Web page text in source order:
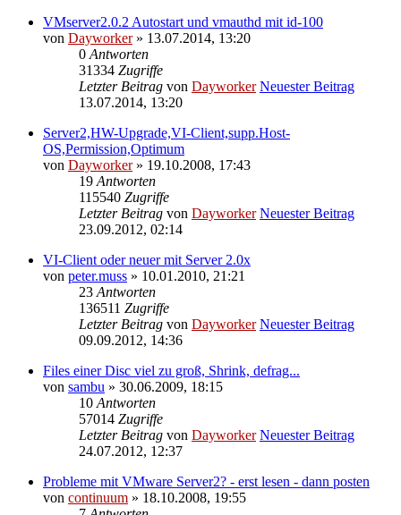
VMserver2.0.2 Autostart und vmauthd mit id-100
von Dayworker» 13.07.2014, 13:20
0 Antworten
31334 Zugriffe
Letzter Beitrag von Dayworker Neuester Beitrag
13.07.2014, 13:20
Server2,HW-Upgrade,VI-Client,supp.Host-
OS,Permission,Optimum
von Dayworker» 19.10.2008, 17:43
19 Antworten
115540 Zugriffe
Letzter Beitrag von Dayworker Neuester Beitrag
23.09.2012, 02:14
VI-Client oder neuer mit Server 2.0x
von peter.muss » 10.01.2010, 21:21
23 Antworten
136511 Zugriffe
Letzter Beitrag von Dayworker Neuester Beitrag
09.09.2012, 14:36
Files einer Disc viel zu groß, Shrink, defrag...
von sambu » 30.06.2009, 18:15
10 Antworten
57014 Zugriffe
Letzter Beitrag von Dayworker Neuester Beitrag
24.07.2012, 12:37
Probleme mit VMware Server2? - erst lesen - dann posten
von continuum » 18.10.2008, 19:55